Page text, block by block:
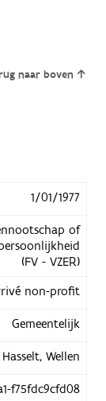
naar boven
1/01/1977
of
(FV - VZER)
non-profit
Gemeentelijk
Wellen
f75fdc9cfd08